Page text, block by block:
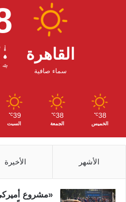
ب
و
القاهرة
سماء صافية
38º - 29º
38
℃
الخميس
38
℃
الجمعة
39
℃
السبت
الأشهر الأخيرة
«مشروع